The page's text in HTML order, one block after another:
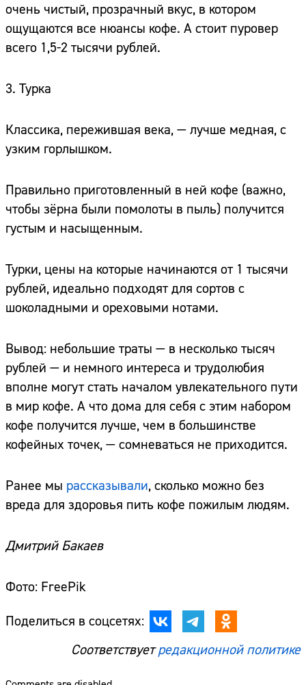
очень чистый, прозрачный вкус, в котором
ощущаются все нюансы кофе. А стоит пуровер
всего 1,5-2 тысячи рублей.
3. Турка
Классика, пережившая века, — лучше медная, с
узким горлышком.
Правильно приготовленный в ней кофе (важно,
чтобы зёрна были помолоты в пыль) получится
густым и насыщенным.
Турки, цены на которые начинаются от 1 тысячи
рублей, идеально подходят для сортов с
шоколадными и ореховыми нотами.
Вывод: небольшие траты — в несколько тысяч
рублей — и немного интереса и трудолюбия
вполне могут стать началом увлекательного пути
в мир кофе. А что дома для себя с этим набором
кофе получится лучше, чем в большинстве
кофейных точек, — сомневаться не приходится.
Ранее мы рассказывали, сколько можно без
вреда для здоровья пить кофе пожилым людям.
Дмитрий Бакаев
Фото: FreePik
Поделиться в соцсетях:
Соответствуетредакционной политике